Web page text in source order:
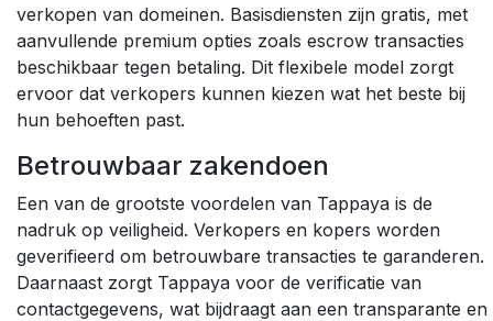
verkopen van domeinen. Basisdiensten zijn gratis, met
aanvullende premium opties zoals escrow transacties
beschikbaar tegen betaling. Dit flexibele model zorgt
ervoor dat verkopers kunnen kiezen wat het beste bij
hun behoeften past.
Betrouwbaar zakendoen
Een van de grootste voordelen van Tappaya is de
nadruk op veiligheid. Verkopers en kopers worden
geverifieerd om betrouwbare transacties te garanderen.
Daarnaast zorgt Tappaya voor de verificatie van
contactgegevens, wat bijdraagt aan een transparante en